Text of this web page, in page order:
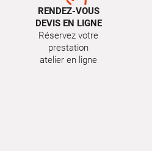
RENDEZ-VOUS
DEVIS EN LIGNE
Réservez votre
prestation
atelier en ligne